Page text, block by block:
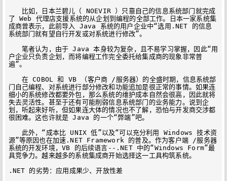
比如，日本兰碧儿（ NOEVIR ）只靠自己的信息系统部门就完成
了 Web 代理店支援系统的从企划到编程的全部工作。日本一家系统集
成商曾表示，此前导入 Java 系统的用户企业中“选用.NET 的信息
系统部门就有望自行开发或对系统进行修改”。
笔者认为，由于 Java 本身较为复杂，且不易学习掌握，因此“用
户企业只负责企划，而将编程工作完全委托给集成商的现象非常普
遍”。
在 COBOL 和 VB （客户商 /服务器）的全盛时期，信息系统部
门自己编程、对系统进行部分修改和功能追加是很正常的事情。如果连
细小的系统修改都要外包，那么系统的维护成本自然会很高，因此就将
失去灵活性。甚至于还有可能削弱信息系统部门的业务能力。说到企
划，听起来好听，但如果连大体的情况也不了解，恐怕与开发商交涉都
很困难。这也许就是 Java 的一个“弊端”吧。
此外，“成本比 UNIX 低”以及“可以充分利用 Windows 技术资
源”等原因也在加速.NET Framework 的普及。作为客户端 /服务器
系统的开发环境，VB 的后续语言--.NET 中的“Windows Form”最
具竞争力。越来越多的系统集成商开始选择这一工具构筑系统。
.NET 的劣势：应用成果少、开放性差